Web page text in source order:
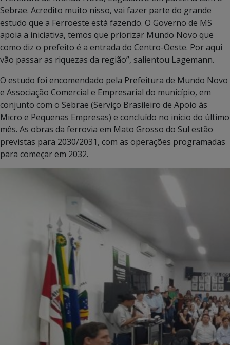
Sebrae. Acredito muito nisso, vai fazer parte do grande
estudo que a Ferroeste está fazendo. O Governo de MS
apoia a iniciativa, temos que priorizar Mundo Novo que
como diz o prefeito é a entrada do Centro-Oeste. Por aqui
vão passar as riquezas da região”, salientou Lagemann.
O estudo foi encomendado pela Prefeitura de Mundo Novo
e Associação Comercial e Empresarial do município, em
conjunto com o Sebrae (Serviço Brasileiro de Apoio às
Micro e Pequenas Empresas) e concluído no início do último
mês. As obras da ferrovia em Mato Grosso do Sul estão
previstas para 2030/2031, com as operações programadas
para começar em 2032.